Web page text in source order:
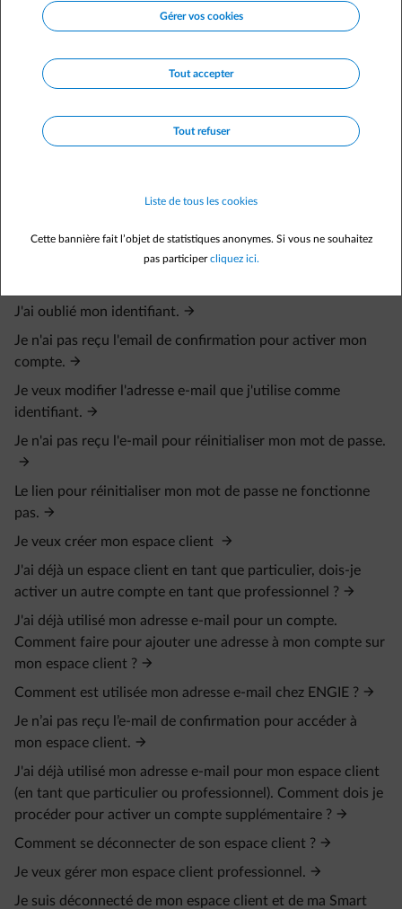
Où puis-je trouver mon code d'activation et mon numéro
J'ai oublié mon mot de passe.
Je veux modifier mes données de connexion à mon espace
J'ai oublié mon identifiant.
Je n'ai pas reçu l'email de confirmation pour activer mon
compte.
Je veux modifier l'adresse e-mail que j'utilise comme
identifiant.
Je n'ai pas reçu l'e-mail pour réinitialiser mon mot de passe.
Le lien pour réinitialiser mon mot de passe ne fonctionne
pas.
Je veux créer mon espace client
J'ai déjà un espace client en tant que particulier, dois-je
activer un autre compte en tant que professionnel ?
J'ai déjà utilisé mon adresse e-mail pour un compte.
Comment faire pour ajouter une adresse à mon compte sur
mon espace client ?
Comment est utilisée mon adresse e-mail chez ENGIE ?
Je n’ai pas reçu l’e‑mail de confirmation pour accéder à
mon espace client.
J'ai déjà utilisé mon adresse e-mail pour mon espace client
(en tant que particulier ou professionnel). Comment dois je
procéder pour activer un compte supplémentaire ?
Comment se déconnecter de son espace client ?
Je veux gérer mon espace client professionnel.
Je suis déconnecté de mon espace client et de ma Smart
Gérer vos cookies
Tout accepter
Tout refuser
Liste de tous les cookies
Cette bannière fait l’objet de statistiques anonymes. Si vous ne souhaitez
pas participercliquez ici.